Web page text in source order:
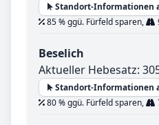
Standort-Informationen
85 % ggü. Fürfeld sparen,
Beselich
Aktueller Hebesatz:
Standort-Informationen
80 % ggü. Fürfeld sparen,